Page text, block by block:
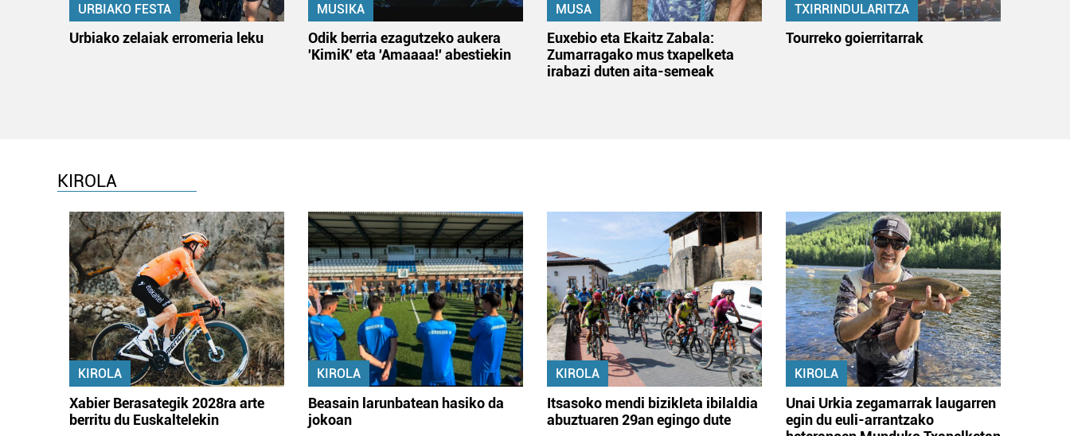
URBIAKO FESTA
Urbiako zelaiak erromeria leku
MUSIKA
Odik berria ezagutzeko aukera
'KimiK' eta 'Amaaaa!' abestiekin
MUSA
Euxebio eta Ekaitz Zabala:
Zumarragako mus txapelketa
irabazi duten aita-semeak
TXIRRINDULARITZA
Tourreko goierritarrak
KIROLA
KIROLA
Xabier Berasategik 2028ra arte
berritu du Euskaltelekin
KIROLA
Beasain larunbatean hasiko da
jokoan
KIROLA
Itsasoko mendi bizikleta ibilaldia
abuztuaren 29an egingo dute
KIROLA
Unai Urkia zegamarrak laugarren
egin du euli-arrantzako